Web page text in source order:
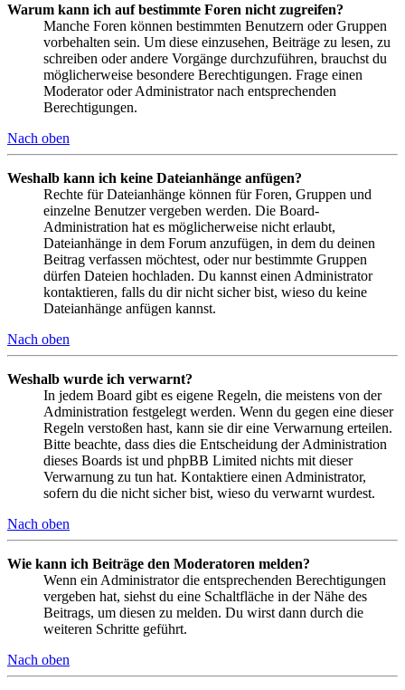
Warum kann ich auf bestimmte Foren nicht zugreifen?
Manche Foren können bestimmten Benutzern oder Gruppen
vorbehalten sein. Um diese einzusehen, Beiträge zu lesen, zu
schreiben oder andere Vorgänge durchzuführen, brauchst du
möglicherweise besondere Berechtigungen. Frage einen
Moderator oder Administrator nach entsprechenden
Berechtigungen.
Nach oben
Weshalb kann ich keine Dateianhänge anfügen?
Rechte für Dateianhänge können für Foren, Gruppen und
einzelne Benutzer vergeben werden. Die Board-
Administration hat es möglicherweise nicht erlaubt,
Dateianhänge in dem Forum anzufügen, in dem du deinen
Beitrag verfassen möchtest, oder nur bestimmte Gruppen
dürfen Dateien hochladen. Du kannst einen Administrator
kontaktieren, falls du dir nicht sicher bist, wieso du keine
Dateianhänge anfügen kannst.
Nach oben
Weshalb wurde ich verwarnt?
In jedem Board gibt es eigene Regeln, die meistens von der
Administration festgelegt werden. Wenn du gegen eine dieser
Regeln verstoßen hast, kann sie dir eine Verwarnung erteilen.
Bitte beachte, dass dies die Entscheidung der Administration
dieses Boards ist und phpBB Limited nichts mit dieser
Verwarnung zu tun hat. Kontaktiere einen Administrator,
sofern du die nicht sicher bist, wieso du verwarnt wurdest.
Nach oben
Wie kann ich Beiträge den Moderatoren melden?
Wenn ein Administrator die entsprechenden Berechtigungen
vergeben hat, siehst du eine Schaltfläche in der Nähe des
Beitrags, um diesen zu melden. Du wirst dann durch die
weiteren Schritte geführt.
Nach oben